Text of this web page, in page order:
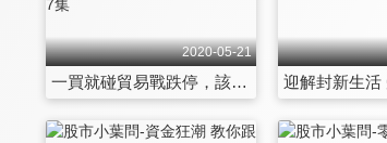
2020-05-21
一買就碰貿易戰跌停，該停損還是該攤平？ 第7集